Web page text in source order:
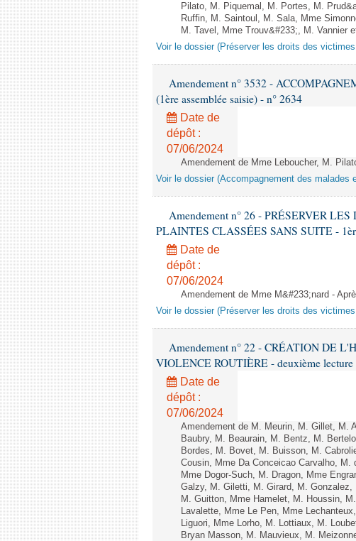
Pilato, M. Piquemal, M. Portes, M.
Ruffin, M. Saintoul, M. Sala, Mme
M. Tavel, Mme Trouv&#233;, M. Vannier
Voir le dossier (Préserver les droits des
Amendement n° 3532 -
(1ère assemblée saisie) - n° 2634
Date de
dépôt :
07/06/2024
Amendement de Mme Leboucher, M.
Voir le dossier (Accompagnement des malades
Amendement n° 26 - PRÉSERVER
PLAINTES CLASSÉES SANS SUITE -
Date de
dépôt :
07/06/2024
Amendement de Mme M&#233;nard -
Voir le dossier (Préserver les droits des
Amendement n° 22 - CRÉATION DE
VIOLENCE ROUTIÈRE - deuxième lecture
Date de
dépôt :
07/06/2024
Amendement de M. Meurin, M. Gillet, M.
Baubry, M. Beaurain, M. Bentz, M.
Bordes, M. Bovet, M. Buisson, M.
Cousin, Mme Da Conceicao Carvalho,
Mme Dogor-Such, M. Dragon, Mme
Galzy, M. Giletti, M. Girard, M. Gonzalez,
M. Guitton, Mme Hamelet, M. Houssin,
Lavalette, Mme Le Pen, Mme
Liguori, Mme Lorho, M. Lottiaux, M.
Bryan Masson, M. Mauvieux, M.